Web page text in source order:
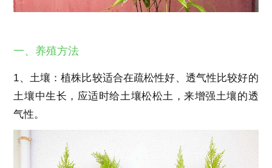
一、养殖方法
1、土壤：植株比较适合在疏松性好、透气性比较好的
土壤中生长，应适时给土壤松松土，来增强土壤的透
气性。